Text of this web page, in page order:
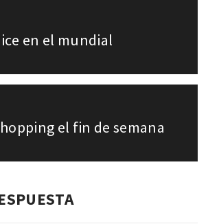
en el mundial
el fin de semana